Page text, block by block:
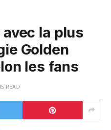
la plus
Golden
les fans
READ